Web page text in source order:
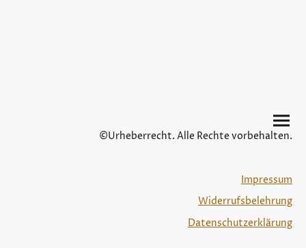
©Urheberrecht. Alle Rechte vorbehalten.
Impressum
Widerrufsbelehrung
Datenschutzerklärung